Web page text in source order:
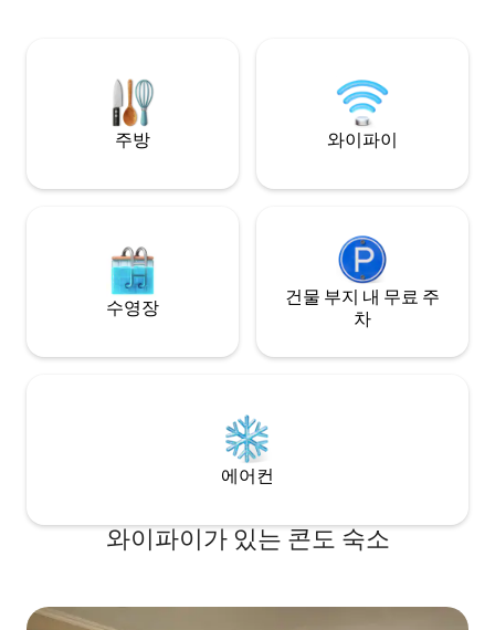
문하실 것을 고대하고! 2명이 머물기에 적
합하지만, 필요한 경우 어린이 등을 위해 더
많은 인원이 머물 수 있는 공간입니다.
주방 와이파이
수영장
건물 부지 내 무료 주
차
에어컨
와이파이가 있는 콘도 숙소